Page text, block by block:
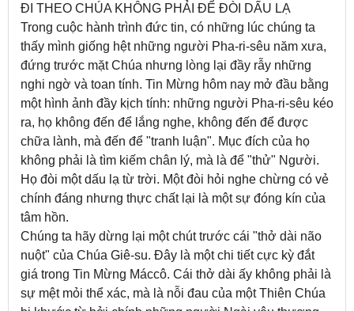
ĐI THEO CHÚA KHÔNG PHẢI ĐỂ ĐÒI DẤU LẠ
Trong cuộc hành trình đức tin, có những lúc chúng ta
thấy mình giống hệt những người Pha-ri-sêu năm xưa,
đứng trước mặt Chúa nhưng lòng lại đầy rẫy những
nghi ngờ và toan tính. Tin Mừng hôm nay mở đầu bằng
một hình ảnh đầy kịch tính: những người Pha-ri-sêu kéo
ra, họ không đến để lắng nghe, không đến để được
chữa lành, mà đến để "tranh luận". Mục đích của họ
không phải là tìm kiếm chân lý, mà là để "thử" Người.
Họ đòi một dấu lạ từ trời. Một đòi hỏi nghe chừng có vẻ
chính đáng nhưng thực chất lại là một sự đóng kín của
tâm hồn.
Chúng ta hãy dừng lại một chút trước cái "thở dài não
nuột" của Chúa Giê-su. Đây là một chi tiết cực kỳ đắt
giá trong Tin Mừng Máccô. Cái thở dài ấy không phải là
sự mệt mỏi thể xác, mà là nỗi đau của một Thiên Chúa